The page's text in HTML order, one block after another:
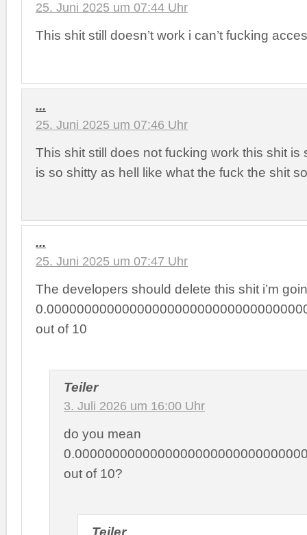
25. Juni 2025 um 07:44 Uhr
This shit still doesn’t work i can’t fucking
...
25. Juni 2025 um 07:46 Uhr
This shit still does not fucking work this shit is
is so shitty as hell like what the fuck the shit
...
25. Juni 2025 um 07:47 Uhr
The developers should delete this shit i’m
out of 10
Teiler
3. Juli 2026 um 16:00 Uhr
do you mean
out of 10?
Teiler